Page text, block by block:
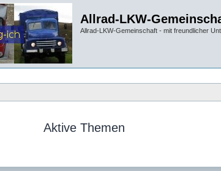
Allrad-LKW-
Allrad-LKW-Gemeinschaft - mit freundlicher
Aktive Themen